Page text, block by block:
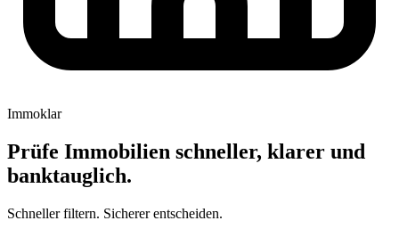
Immoklar
Prüfe Immobilien schneller, klarer und
banktauglich.
Schneller filtern. Sicherer entscheiden.